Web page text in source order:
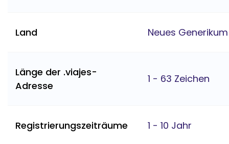
Land Neues Generikum
Länge der .viajes-
Adresse
1 - 63 Zeichen
Registrierungszeiträume 1 - 10 Jahr